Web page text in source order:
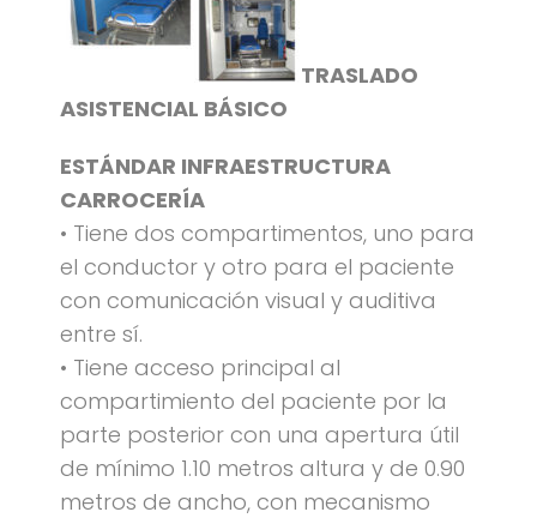
TRASLADO
ASISTENCIAL BÁSICO
ESTÁNDAR INFRAESTRUCTURA
CARROCERÍA
• Tiene dos compartimentos, uno para
el conductor y otro para el paciente
con comunicación visual y auditiva
entre sí.
• Tiene acceso principal al
compartimiento del paciente por la
parte posterior con una apertura útil
de mínimo 1.10 metros altura y de 0.90
metros de ancho, con mecanismo